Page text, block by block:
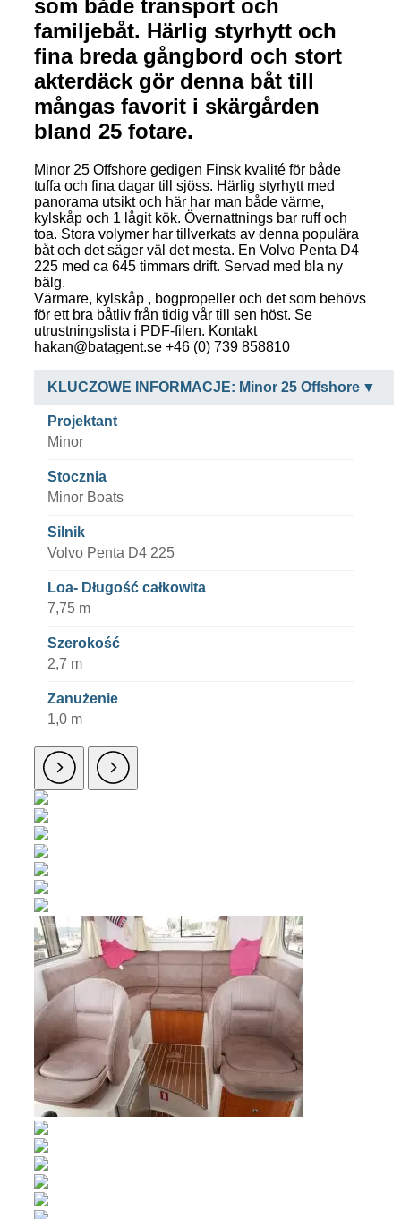
som både transport och
familjebåt. Härlig styrhytt och
fina breda gångbord och stort
akterdäck gör denna båt till
mångas favorit i skärgården
bland 25 fotare.
Minor 25 Offshore gedigen Finsk kvalité för både
tuffa och fina dagar till sjöss. Härlig styrhytt med
panorama utsikt och här har man både värme,
kylskåp och 1 lågit kök. Övernattnings bar ruff och
toa. Stora volymer har tillverkats av denna populära
båt och det säger väl det mesta. En Volvo Penta D4
225 med ca 645 timmars drift. Servad med bla ny
bälg.
Värmare, kylskåp , bogpropeller och det som behövs
för ett bra båtliv från tidig vår till sen höst. Se
utrustningslista i PDF-filen. Kontakt
hakan@batagent.se +46 (0) 739 858810
KLUCZOWE INFORMACJE: Minor 25 Offshore
Projektant
Minor
Stocznia
Minor Boats
Silnik
Volvo Penta D4 225
Loa- Długość całkowita
7,75 m
Szerokość
2,7 m
Zanużenie
1,0 m